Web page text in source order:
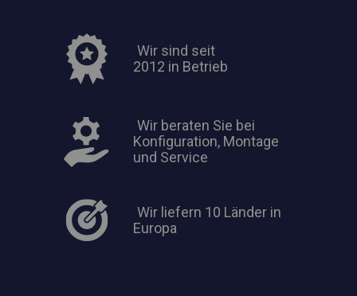
Wir sind seit
2012 in Betrieb
Wir beraten Sie bei
Konfiguration, Montage
und Service
Wir liefern 10 Länder in
Europa